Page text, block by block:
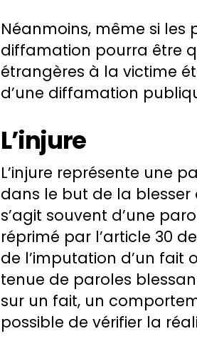
Néanmoins, même si les
diffamation pourra être
étrangères à la victime
d’une diffamation
L’injure
L’injure représente une
dans le but de la blesser
s’agit souvent d’une
réprimé par l’article 30
de l’imputation d’un fait
tenue de paroles
sur un fait, un
possible de vérifier la